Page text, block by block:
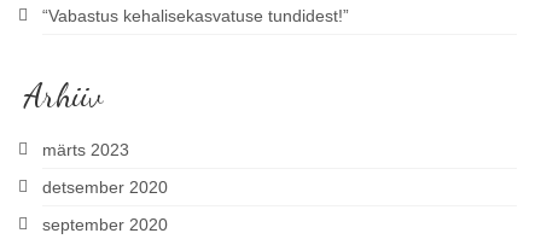
“Vabastus kehalisekasvatuse tundidest!”
Arhiiv
märts 2023
detsember 2020
september 2020